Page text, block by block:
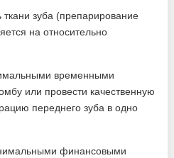
зуба (препарирование
на относительно
временными
или провести качественную
переднего зуба в одно
финансовыми